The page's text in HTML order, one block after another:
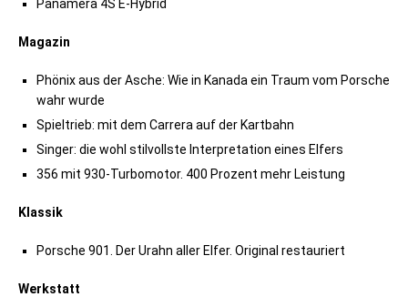
Panamera 4S E-Hybrid
Magazin
Phönix aus der Asche: Wie in Kanada ein Traum vom Porsche
wahr wurde
Spieltrieb: mit dem Carrera auf der Kartbahn
Singer: die wohl stilvollste Interpretation eines Elfers
356 mit 930-Turbomotor. 400 Prozent mehr Leistung
Klassik
Porsche 901. Der Urahn aller Elfer. Original restauriert
Werkstatt